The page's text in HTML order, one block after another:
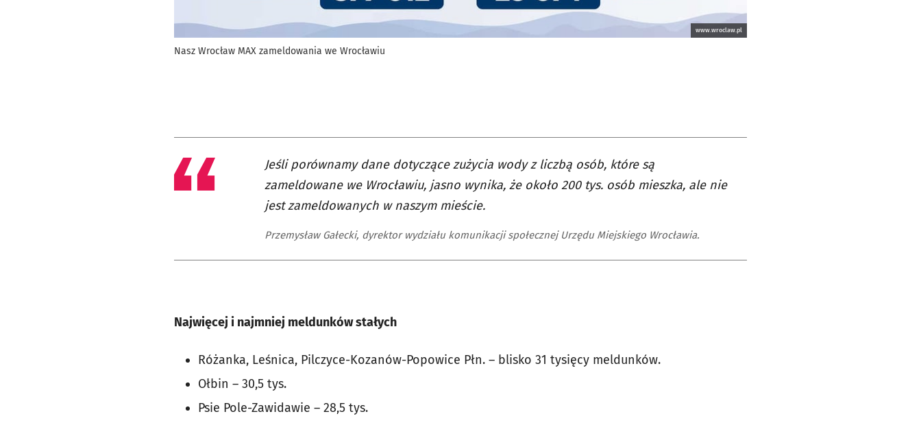
www.wroclaw.pl
Nasz Wrocław MAX zameldowania we Wrocławiu
Jeśli porównamy dane dotyczące zużycia wody z liczbą osób, które są
zameldowane we Wrocławiu, jasno wynika, że około 200 tys. osób mieszka, ale nie
jest zameldowanych w naszym mieście.
Przemysław Gałecki, dyrektor wydziału komunikacji społecznej Urzędu Miejskiego Wrocławia.
Najwięcej i najmniej meldunków stałych
Różanka, Leśnica, Pilczyce-Kozanów-Popowice Płn. – blisko 31 tysięcy meldunków.
Ołbin – 30,5 tys.
Psie Pole-Zawidawie – 28,5 tys.